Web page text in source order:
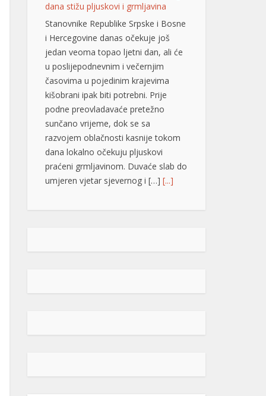
dana stižu pljuskovi i grmljavina
Stanovnike Republike Srpske i Bosne
i Hercegovine danas očekuje još
jedan veoma topao ljetni dan, ali će
u poslijepodnevnim i večernjim
časovima u pojedinim krajevima
kišobrani ipak biti potrebni. Prije
podne preovladavaće pretežno
sunčano vrijeme, dok se sa
razvojem oblačnosti kasnije tokom
dana lokalno očekuju pljuskovi
praćeni grmljavinom. Duvaće slab do
umjeren vjetar sjevernog i […] [...]
Stevandić iz manastira Draževina:
Predsjednik Ujedinjene Srpske
poruku o značaju vjere, porodice i
mreži „X“ poručio da mu je drago što